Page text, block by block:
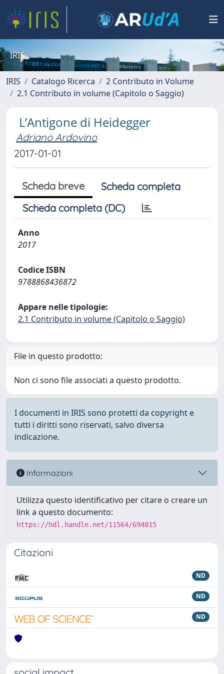
IRIS
IRIS Catalogo Ricerca
2 Contributo in Volume
2.1 Contributo in volume (Capitolo o Saggio)
L’Antigone di Heidegger
Adriano Ardovino
2017-01-01
Scheda breve
Scheda completa
Scheda completa (DC)
Anno
2017
Codice ISBN
9788868436872
Appare nelle tipologie:
2.1 Contributo in volume (Capitolo o Saggio)
File in questo prodotto:
Non ci sono file associati a questo prodotto.
I documenti in IRIS sono protetti da copyright e
tutti i diritti sono riservati, salvo diversa
indicazione.
Informazioni
Utilizza questo identificativo per citare o creare un
link a questo documento:
https://hdl.handle.net/11564/694815
Citazioni
ND
ND
ND